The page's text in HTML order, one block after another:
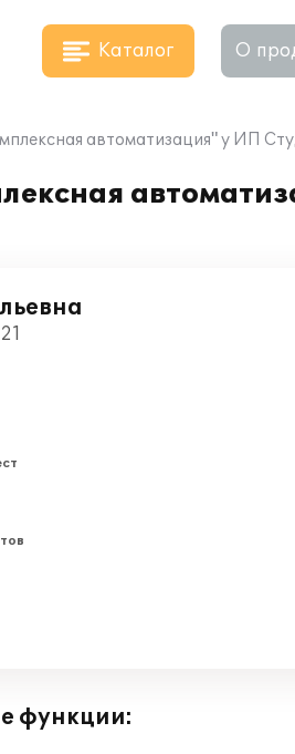
Каталог О
автоматизация" у ИП
функции: